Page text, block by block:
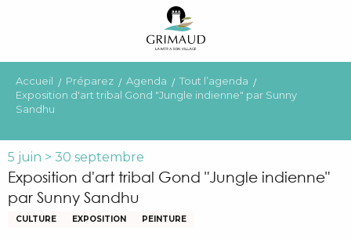
principal
Accueil Préparez Agenda
Tout l’agenda
Exposition d'art tribal Gond "Jungle indienne" par Sunny
Sandhu
5 juin > 30 septembre
Exposition d'art tribal Gond "Jungle indienne"
par Sunny Sandhu
CULTURE EXPOSITION PEINTURE